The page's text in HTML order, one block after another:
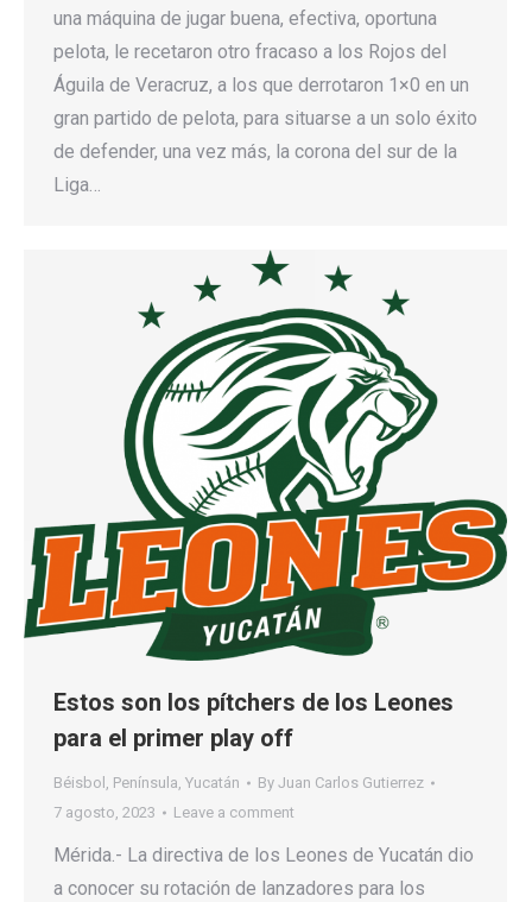
una máquina de jugar buena, efectiva, oportuna
pelota, le recetaron otro fracaso a los Rojos del
Águila de Veracruz, a los que derrotaron 1×0 en un
gran partido de pelota, para situarse a un solo éxito
de defender, una vez más, la corona del sur de la
Liga…
Estos son los pítchers de los Leones
para el primer play off
Béisbol , Península, Yucatán By Juan Carlos Gutierrez
7 agosto, 2023
Leave a comment
Mérida.- La directiva de los Leones de Yucatán dio
a conocer su rotación de lanzadores para los